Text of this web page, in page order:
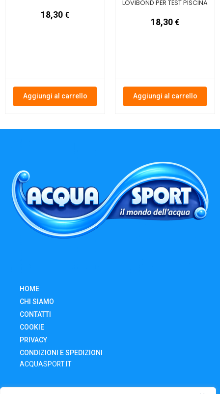
18,30 €
Aggiungi al carrello
LOVIBOND PER TEST PISCINA
18,30 €
Aggiungi al carrello
HOME
CHI SIAMO
CONTATTI
COOKIE
PRIVACY
CONDIZIONI E SPEDIZIONI
ACQUASPORT.IT